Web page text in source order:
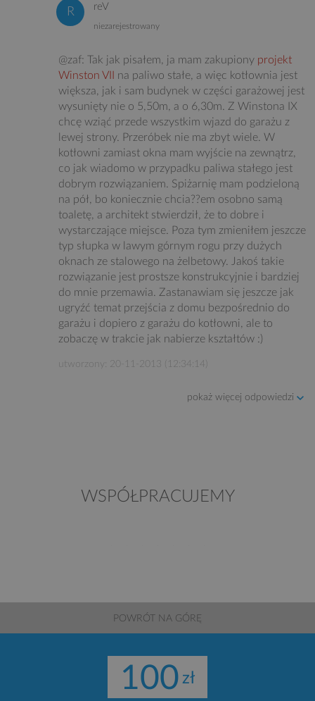
reV
niezarejestrowany
@zaf: Tak jak pisałem, ja mam zakupiony projekt
Winston VII
na paliwo stałe, a więc kotłownia jest
większa, jak i sam budynek w części garażowej jest
wysunięty nie o 5,50m, a o 6,30m. Z Winstona IX
chcę wziąć przede wszystkim wjazd do garażu z
lewej strony. Przeróbek nie ma zbyt wiele. W
kotłowni zamiast okna mam wyjście na zewnątrz,
co jak wiadomo w przypadku paliwa stałego jest
dobrym rozwiązaniem. Spiżarnię mam podzieloną
na pół, bo koniecznie chcia??em osobno samą
toaletę, a architekt stwierdził, że to dobre i
wystarczające miejsce. Poza tym zmieniłem jeszcze
typ słupka w lawym górnym rogu przy dużych
oknach ze stalowego na żelbetowy. Jakoś takie
rozwiązanie jest prostsze konstrukcyjnie i bardziej
do mnie przemawia. Zastanawiam się jeszcze jak
ugryźć temat przejścia z domu bezpośrednio do
garażu i dopiero z garażu do kotłowni, ale to
zobaczę w trakcie jak nabierze kształtów :)
utworzony: 20-11-2013 (12:34:14)
pokaż więcej odpowiedzi
WSPÓŁPRACUJEMY
POWRÓT NA GÓRĘ
100